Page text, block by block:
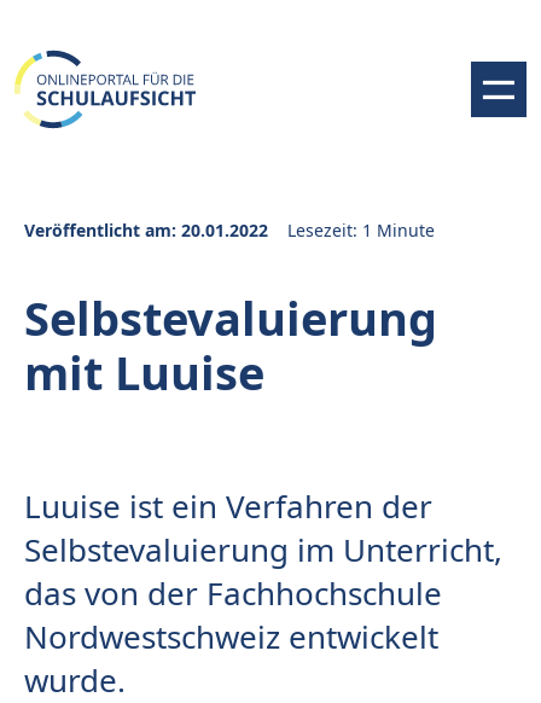
Veröffentlicht am: 20.01.2022 Lesezeit: 1 Minute
Selbstevaluierung
mit Luuise
Luuise ist ein Verfahren der
Selbstevaluierung im Unterricht,
das von der Fachhochschule
Nordwestschweiz entwickelt
wurde.